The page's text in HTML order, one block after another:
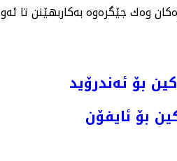
وەك جێگرەوە بەكاربهێنن تا
بۆ ئەندرۆید
بۆ ئایفۆن